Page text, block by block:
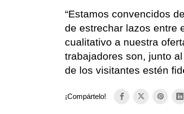
“Estamos convencidos
de estrechar lazos entre
cualitativo a nuestra
trabajadores son, junto
de los visitantes estén
¡Compártelo!